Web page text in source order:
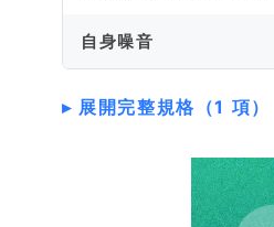
自身噪音
展開完整規格（1 項）